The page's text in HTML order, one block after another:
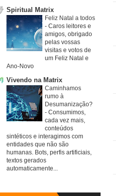
Spiritual Matrix
Feliz Natal a todos
- Caros leitores e
amigos, obrigado
pelas vossas
visitas e votos de
um Feliz Natal e
Ano-Novo
Vivendo na Matrix
Caminhamos
rumo à
Desumanização?
- Consumimos,
cada vez mais,
conteúdos
sintéticos e interagimos com
entidades que não são
humanas. Bots, perfis artificiais,
textos gerados
automaticamente...